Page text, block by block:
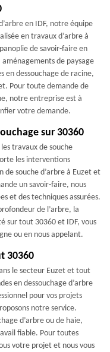
en IDF, notre équipe
en travaux d’arbre à
de savoir-faire en
de paysage
en dessouchage de racine,
Pour toute demande de
notre entreprise est à
votre demande.
sur 30360
travaux de souche
les interventions
de souche d’arbre à Euzet et
un savoir-faire, nous
et des techniques assurées.
de l’arbre, la
sur tout 30360 et IDF, vous
ou en nous appelant.
30360
le secteur Euzet et tout
en dessouchage d’arbre
pour vos projets
notre service.
d’arbre ou de haie,
fiable. Pour toutes
votre projet et nous vous